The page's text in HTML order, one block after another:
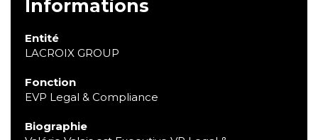
Informations
Entité
LACROIX GROUP
Fonction
EVP Legal & Compliance
Biographie